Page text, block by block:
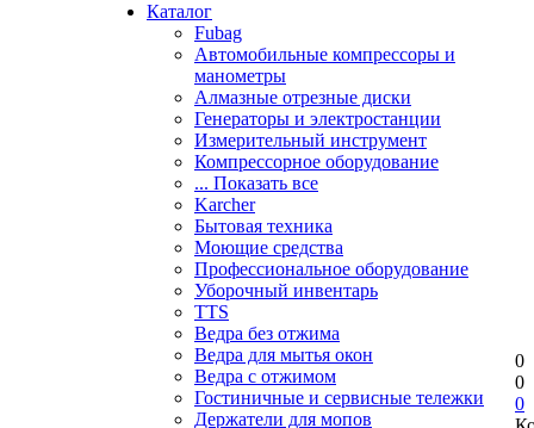
Каталог
Fubag
Автомобильные компрессоры и
манометры
Алмазные отрезные диски
Генераторы и электростанции
Измерительный инструмент
Компрессорное оборудование
... Показать все
Karcher
Бытовая техника
Моющие средства
Профессиональное оборудование
Уборочный инвентарь
TTS
Ведра без отжима
Ведра для мытья окон
Ведра с отжимом
Гостиничные и сервисные тележки
Держатели для мопов
0
0
0